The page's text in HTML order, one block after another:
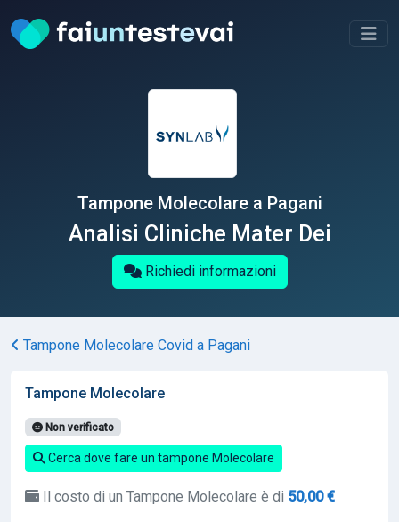
Tampone Molecolare a Pagani
Analisi Cliniche Mater Dei
Richiedi informazioni
Tampone Molecolare Covid a Pagani
Tampone Molecolare
Non verificato
Cerca dove fare un tampone Molecolare
Il costo di un Tampone Molecolare è di 50,00 €